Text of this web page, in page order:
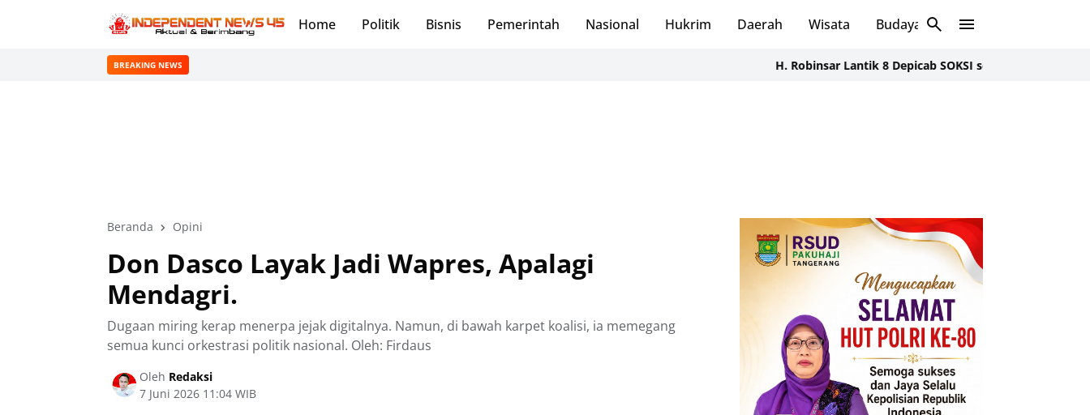
Home Politik Bisnis Pemerintah Nasional Hukrim Daerah Wisata Budaya Sosial
BREAKING NEWS H. Robinsar Lantik 8 Depicab SOKSI se-Banten, Tegaskan
Beranda Opini
Don Dasco Layak Jadi Wapres, Apalagi
Mendagri.
Dugaan miring kerap menerpa jejak digitalnya. Namun, di bawah karpet koalisi, ia memegang
semua kunci orkestrasi politik nasional. Oleh: Firdaus
Oleh Redaksi
7 Juni 2026 11:04 WIB